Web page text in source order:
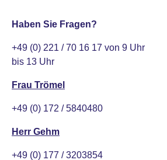
Haben Sie Fragen?
+49 (0) 221 / 70 16 17 von 9 Uhr
bis 13 Uhr
Frau Trömel
+49 (0) 172 / 5840480
Herr Gehm
+49 (0) 177 / 3203854